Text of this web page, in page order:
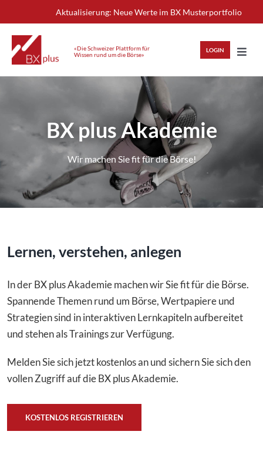
to
content
Aktualisierung: Neue Werte im BX Musterportfolio
«Die Schweizer Plattform für
Wissen rund um die Börse»
LOGIN
ANLAGEWISSEN
MITGLIEDERBEREICH
REGISTRIEREN LOGIN
BX plus Akademie
Wir machen Sie fit für die Börse!
Lernen, verstehen, anlegen
In der BX plus Akademie machen wir Sie fit für die Börse.
Spannende Themen rund um Börse, Wertpapiere und
Strategien sind in interaktiven Lernkapiteln aufbereitet
und stehen als Trainings zur Verfügung.
Melden Sie sich jetzt kostenlos an und sichern Sie sich den
vollen Zugriff auf die BX plus Akademie.
KOSTENLOS REGISTRIEREN